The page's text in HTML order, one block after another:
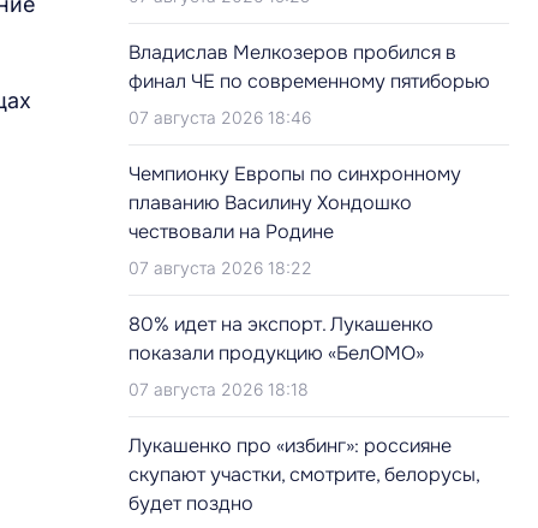
Владислав Мелкозеров пробился в
финал ЧЕ по современному пятиборью
07 августа 2026 18:46
Чемпионку Европы по синхронному
плаванию Василину Хондошко
чествовали на Родине
07 августа 2026 18:22
80% идет на экспорт. Лукашенко
показали продукцию «БелОМО»
07 августа 2026 18:18
Лукашенко про «избинг»: россияне
скупают участки, смотрите, белорусы,
будет поздно